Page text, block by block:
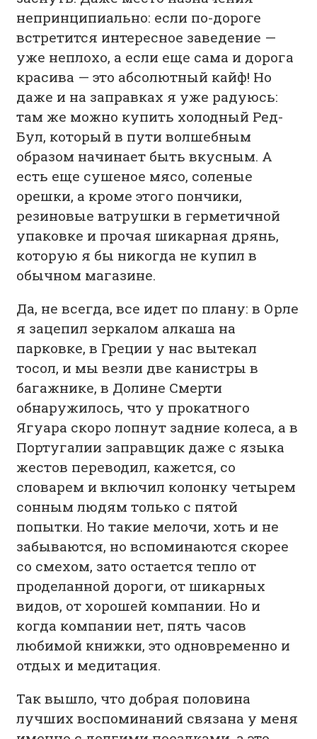
непринципиально: если по-дороге
встретится интересное заведение —
уже неплохо, а если еще сама и дорога
красива — это абсолютный кайф! Но
даже и на заправках я уже радуюсь:
там же можно купить холодный Ред-
Бул, который в пути волшебным
образом начинает быть вкусным. А
есть еще сушеное мясо, соленые
орешки, а кроме этого пончики,
резиновые ватрушки в герметичной
упаковке и прочая шикарная дрянь,
которую я бы никогда не купил в
обычном магазине.
Да, не всегда, все идет по плану: в Орле
я зацепил зеркалом алкаша на
парковке, в Греции у нас вытекал
тосол, и мы везли две канистры в
багажнике, в Долине Смерти
обнаружилось, что у прокатного
Ягуара скоро лопнут задние колеса, а в
Португалии заправщик даже с языка
жестов переводил, кажется, со
словарем и включил колонку четырем
сонным людям только с пятой
попытки. Но такие мелочи, хоть и не
забываются, но вспоминаются скорее
со смехом, зато остается тепло от
проделанной дороги, от шикарных
видов, от хорошей компании. Но и
когда компании нет, пять часов
любимой книжки, это одновременно и
отдых и медитация.
Так вышло, что добрая половина
лучших воспоминаний связана у меня